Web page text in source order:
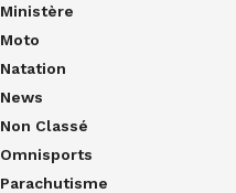
Ministère
Moto
Natation
News
Non Classé
Omnisports
Parachutisme